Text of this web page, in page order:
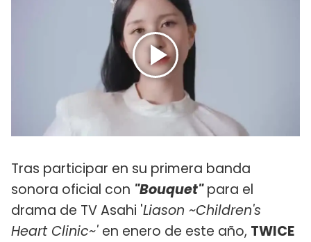
Tras participar en su primera banda
sonora oficial con "Bouquet"para el
drama de TV Asahi 'Liason ~Children's
Heart Clinic~' en enero de este año, TWICE